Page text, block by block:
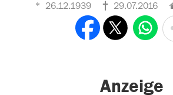
26.12.1939 29.07.2016
Anzeige